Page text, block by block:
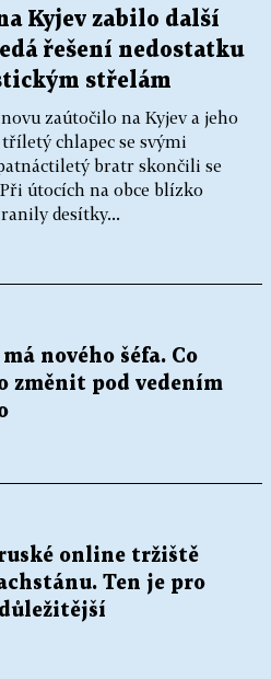
Kyjev zabilo další
řešení nedostatku
střelám
zaútočilo na Kyjev a jeho
chlapec se svými
bratr skončili se
útocích na obce blízko
desítky...
nového šéfa. Co
změnit pod vedením
online tržiště
Ten je pro